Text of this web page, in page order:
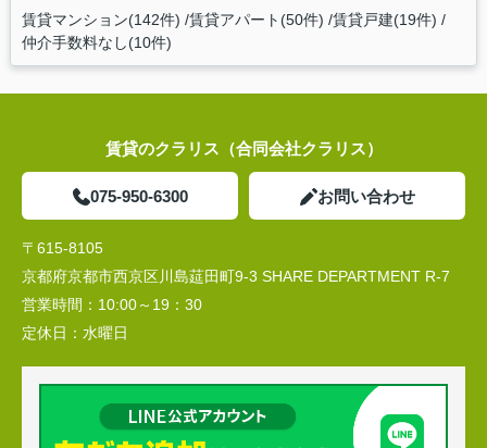
賃貸マンション(142件) 賃貸アパート(50件) 賃貸戸建(19件)
仲介手数料なし(10件)
賃貸のクラリス（合同会社クラリス）
075-950-6300 お問い合わせ
〒615-8105
京都府京都市西京区川島莚田町9-3 SHARE DEPARTMENT R-7
営業時間： 10:00～19：30
定休日： 水曜日